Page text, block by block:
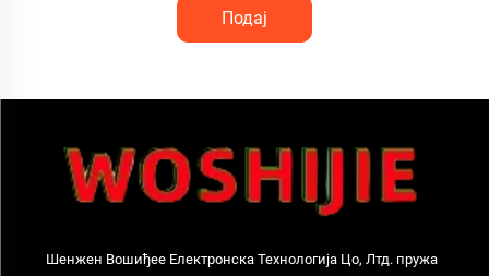
Подај
Шенжен Вошиђее Електронска Технологија Цо, Лтд. пружа